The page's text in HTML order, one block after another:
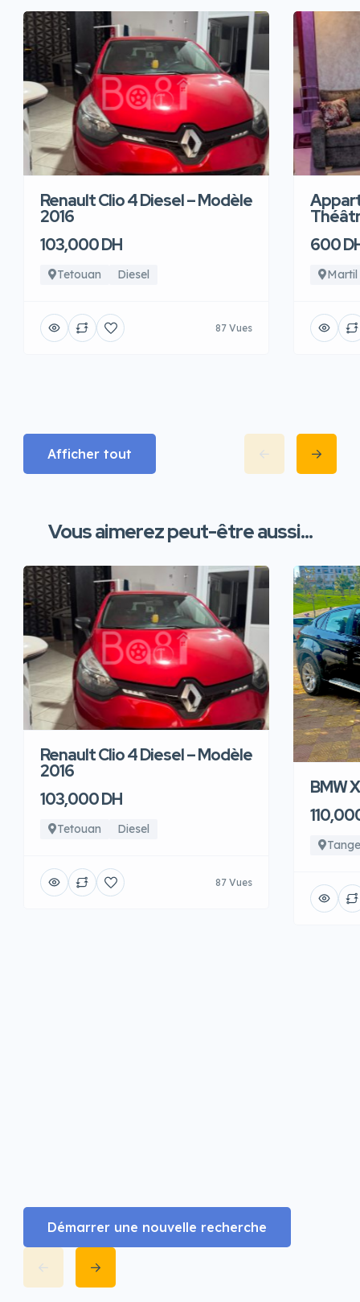
Renault Clio 4 Diesel – Modèle
2016
103,000 DH
Tetouan Diesel
87 Vues
600
Martil
Afficher tout
Vous aimerez peut-être aussi...
Renault Clio 4 Diesel – Modèle
2016
103,000 DH
Tetouan Diesel
87 Vues
BMW
Démarrer une nouvelle recherche